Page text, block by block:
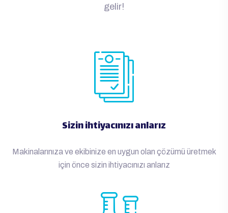
gelir!
Sizin ihtiyacınızı anlarız
Makinalarınıza ve ekibinize en uygun olan çözümü üretmek
için önce sizin ihtiyacınızı anlarız